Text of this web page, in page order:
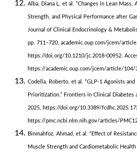
Alba, Diana L, et al. “Changes in Lean
Strength, and Physical Performance after
Journal of Clinical Endocrinology &
pp. 711–720, academic.oup.com/jcem/
https://doi.org/10.1210/jc.2018-00952.
https://academic.oup.com/jcem/article/
Codella, Roberto, et al. “GLP-1 Agonists
Prioritization.” Frontiers in Clinical Diabetes
2025, https://doi.org/10.3389/
https://pmc.ncbi.nlm.nih.gov/articles/
Binmahfoz, Ahmad, et al. “Effect of
Muscle Strength and Cardiometabolic